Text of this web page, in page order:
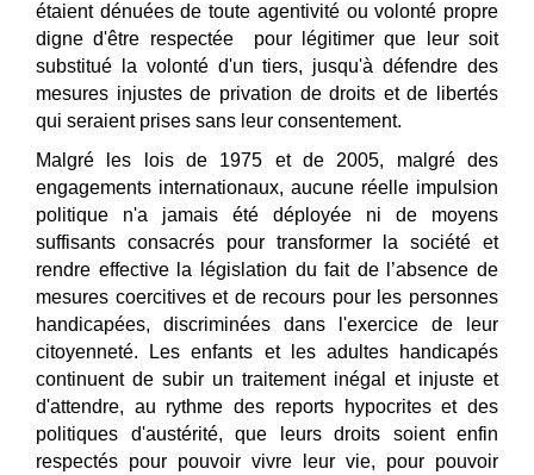
étaient dénuées de toute agentivité ou volonté propre
digne d'être respectée pour légitimer que leur soit
substitué la volonté d'un tiers, jusqu'à défendre des
mesures injustes de privation de droits et de libertés
qui seraient prises sans leur consentement.
Malgré les lois de 1975 et de 2005, malgré des
engagements internationaux, aucune réelle impulsion
politique n'a jamais été déployée ni de moyens
suffisants consacrés pour transformer la société et
rendre effective la législation du fait de l’absence de
mesures coercitives et de recours pour les personnes
handicapées, discriminées dans l'exercice de leur
citoyenneté. Les enfants et les adultes handicapés
continuent de subir un traitement inégal et injuste et
d'attendre, au rythme des reports hypocrites et des
politiques d'austérité, que leurs droits soient enfin
respectés pour pouvoir vivre leur vie, pour pouvoir